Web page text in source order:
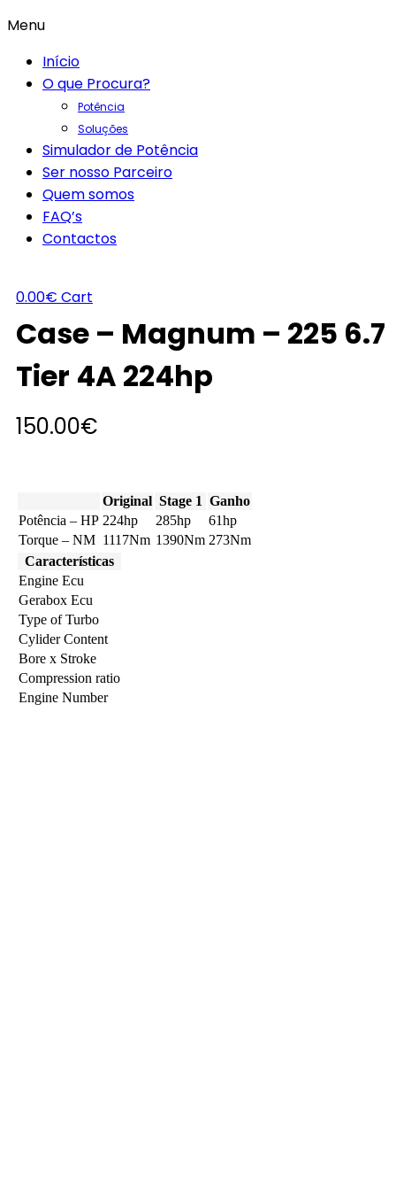
Menu
Início
O que Procura?
Potência
Soluções
Simulador de Potência
Ser nosso Parceiro
Quem somos
FAQ’s
Contactos
0.00€ Cart
Case – Magnum – 225 6.7
Tier 4A 224hp
150.00€
Original Stage 1 Ganho
Potência – HP 224hp 285hp
61hp
Torque – NM 1117Nm 1390Nm 273Nm
Características
Engine Ecu
Gerabox Ecu
Type of Turbo
Cylider Content
Bore x Stroke
Compression ratio
Engine Number